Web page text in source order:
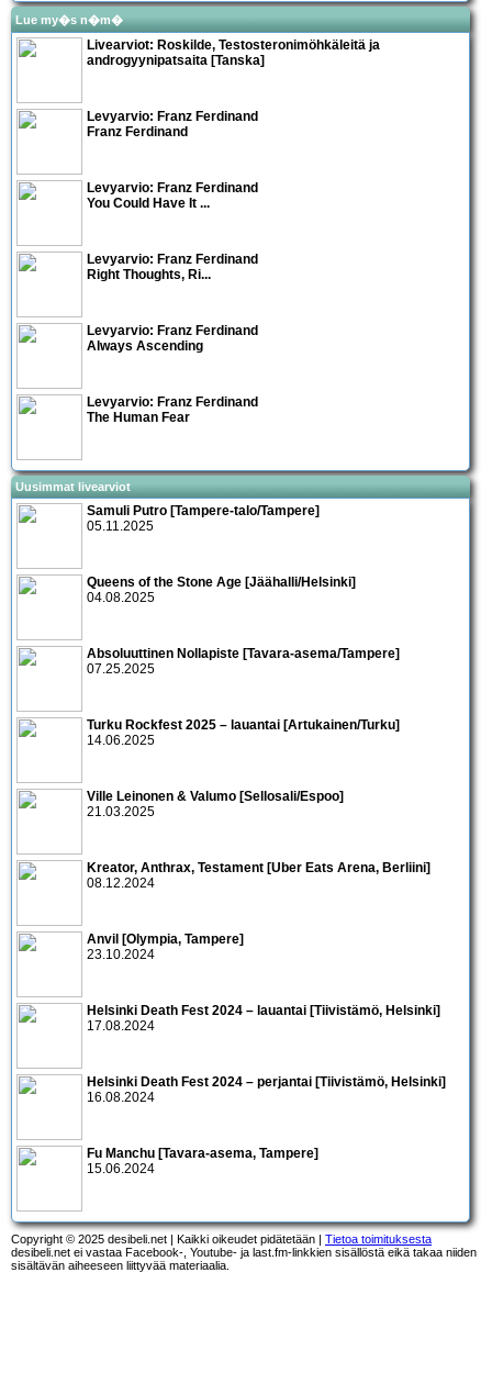
Lue my�s n�m�
Livearviot: Roskilde, Testosteronimöhkäleitä ja
androgyynipatsaita [Tanska]
Levyarvio: Franz Ferdinand
Franz Ferdinand
Levyarvio: Franz Ferdinand
You Could Have It ...
Levyarvio: Franz Ferdinand
Right Thoughts, Ri...
Levyarvio: Franz Ferdinand
Always Ascending
Levyarvio: Franz Ferdinand
The Human Fear
Uusimmat livearviot
Samuli Putro [Tampere-talo/Tampere]
05.11.2025
Queens of the Stone Age [Jäähalli/Helsinki]
04.08.2025
Absoluuttinen Nollapiste [Tavara-asema/Tampere]
07.25.2025
Turku Rockfest 2025 – lauantai [Artukainen/Turku]
14.06.2025
Ville Leinonen & Valumo [Sellosali/Espoo]
21.03.2025
Kreator, Anthrax, Testament [Uber Eats Arena, Berliini]
08.12.2024
Anvil [Olympia, Tampere]
23.10.2024
Helsinki Death Fest 2024 – lauantai [Tiivistämö, Helsinki]
17.08.2024
Helsinki Death Fest 2024 – perjantai [Tiivistämö, Helsinki]
16.08.2024
Fu Manchu [Tavara-asema, Tampere]
15.06.2024
Copyright © 2025 desibeli.net | Kaikki oikeudet pidätetään | Tietoa toimituksesta
desibeli.net ei vastaa Facebook-, Youtube- ja last.fm-linkkien sisällöstä eikä takaa niiden
sisältävän aiheeseen liittyvää materiaalia.